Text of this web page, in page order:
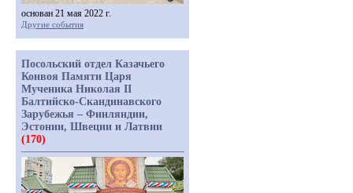
основан 21 мая 2022 г.
Другие события
Посольский отдел Казачьего
Конвоя Памяти Царя
Мученика Николая II
Балтийско-Скандинавского
Зарубежья – Финляндии,
Эстонии, Швеции и Латвии
(170)